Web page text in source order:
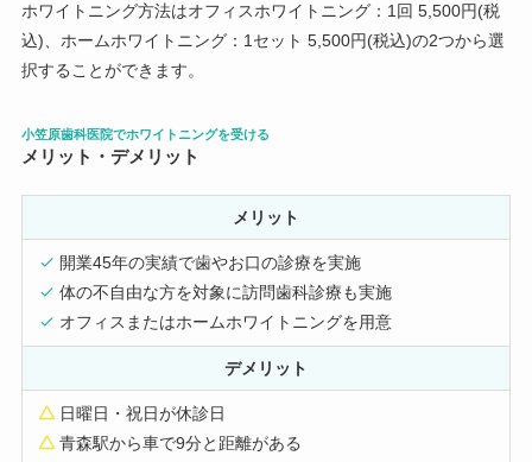
ホワイトニング方法はオフィスホワイトニング：1回 5,500円(税
込)、ホームホワイトニング：1セット 5,500円(税込)の2つから選
択することができます。
小笠原歯科医院でホワイトニングを受ける
メリット・デメリット
メリット
開業45年の実績で歯やお口の診療を実施
体の不自由な方を対象に訪問歯科診療も実施
オフィスまたはホームホワイトニングを用意
デメリット
日曜日・祝日が休診日
青森駅から車で9分と距離がある